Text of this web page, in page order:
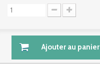
Ajouter au panier